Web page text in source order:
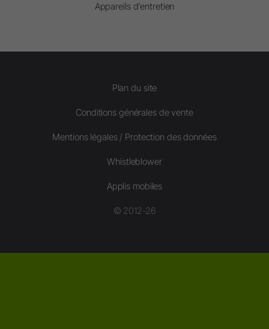
Appareils d’entretien
Plan du site
Conditions générales de vente
Mentions légales / Protection des données
Whistleblower
Applis mobiles
© 2012-26